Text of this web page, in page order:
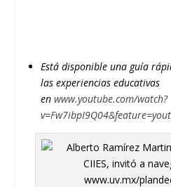
Está disponible una guía
las experiencias educativas
enwww.youtube.com/watch?